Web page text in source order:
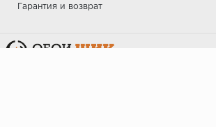
Гарантия и возврат